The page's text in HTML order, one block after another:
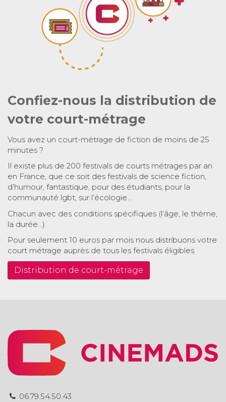
Confiez-nous la distribution de
votre court-métrage
Vous avez un court-métrage de fiction de moins de 25
minutes ?
Il existe plus de 200 festivals de courts métrages par an
en France, que ce soit des festivals de science fiction,
d’humour, fantastique, pour des étudiants, pour la
communauté lgbt, sur l’écologie…
Chacun avec des conditions spécifiques (l’âge, le thème,
la durée…)
Pour seulement 10 euros par mois nous distribuons votre
court métrage auprès de tous les festivals éligibles.
Distribution de court-métrage
06.79.54.50.43